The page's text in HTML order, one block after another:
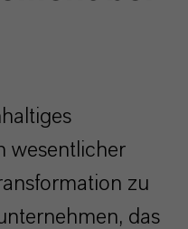
wesentlicher
zu
das